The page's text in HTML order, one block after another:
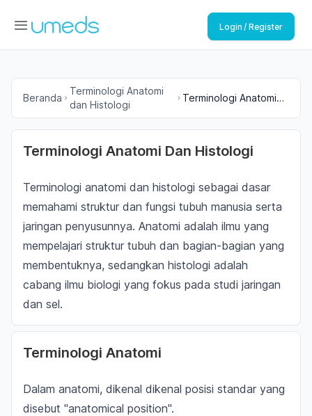
Login / Register
Beranda
Terminologi Anatomi
dan Histologi
Terminologi Anatomi
Terminologi Anatomi Dan Histologi
Terminologi anatomi dan histologi sebagai dasar
memahami struktur dan fungsi tubuh manusia serta
jaringan penyusunnya. Anatomi adalah ilmu yang
mempelajari struktur tubuh dan bagian-bagian yang
membentuknya, sedangkan histologi adalah
cabang ilmu biologi yang fokus pada studi jaringan
dan sel.
Terminologi Anatomi
Dalam anatomi, dikenal dikenal posisi standar yang
disebut "anatomical position".